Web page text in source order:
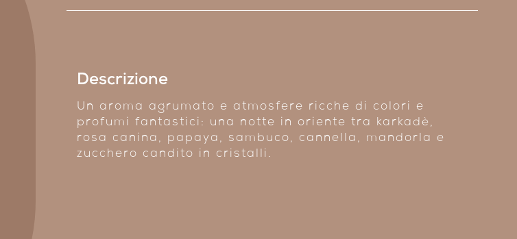
Descrizione
Un aroma agrumato e atmosfere ricche di colori e
profumi fantastici: una notte in oriente tra karkadè,
rosa canina, papaya, sambuco, cannella, mandorla e
zucchero candito in cristalli.